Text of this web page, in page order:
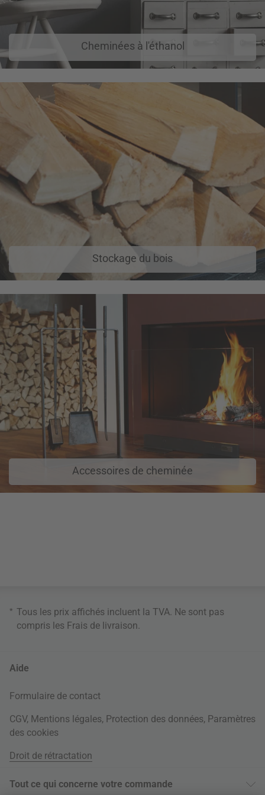
Cheminées à l'éthanol
Stockage du bois
Accessoires de cheminée
* Tous les prix affichés incluent la TVA. Ne sont pas
compris les Frais de livraison.
Aide
Formulaire de contact
CGV, Mentions légales, Protection des données, Paramètres
des cookies
Droit de rétractation
Tout ce qui concerne votre commande